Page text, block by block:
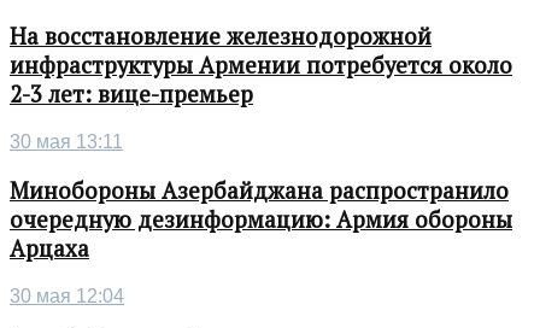
На восстановление железнодорожной
инфраструктуры Армении потребуется около
2-3 лет: вице-премьер
30 мая 13:11
Минобороны Азербайджана распространило
очередную дезинформацию: Армия обороны
Арцаха
30 мая 12:04